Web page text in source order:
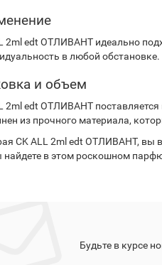
2ml edt ОТЛИВАНТ идеально
в любой
и объем
2ml edt ОТЛИВАНТ
из прочного материала,
CK ALL 2ml edt ОТЛИВАНТ, вы
найдете в этом роскошном
Будьте в курсе